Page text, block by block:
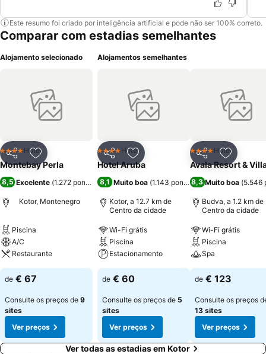
Este resumo foi criado por inteligência artificial e pode não ser 100% correto.
Comparar com estadias semelhantes
Alojamento selecionado
PartilharAdicionar aos favoritos
4 EstrelasHotel
Montebay Perla
8,5 Excelente (1.272 pontuações)
Kotor, Montenegro
Piscina
A/C
Restaurante
de € 67
Consulte os preços de 9
sites
Ver preços
Alojamentos semelhantes
PartilharAdicionar aos favoritos
4 EstrelasHotel
Hotel Aruba
8,1 Muito boa (1.143 pontuações)
Kotor, a 12.7 km de
Centro da cidade
Wi-Fi grátis
Piscina
Estacionamento
de € 60
Consulte os preços de 5
sites
Ver preços
Partilhar
4 EstrelasHotel
Avala Resort &
8,3Muito boa (5.546
Budva, a 1.2 km de
Centro da cidade
Wi-Fi grátis
Piscina
Spa
de € 123
Consulte os preços
13 sites
Ver preços
Ver todas as estadias em Kotor